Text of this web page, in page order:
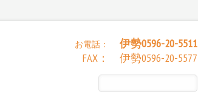
お電話：
伊勢0596-20-5511
FAX： 伊勢0596-20-5577